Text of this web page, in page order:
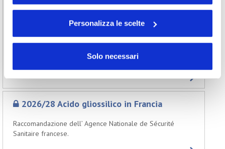
volontà in relazione a ciascuna categoria di cookie del
Personalizza le scelte
Solo necessari
2026/29 Revisione della Raccomandazione
della Commissione 2006 sui prodotti solari
I lavori di revisione della Raccomandazione 2006 stanno
2026/28 Acido gliossilico in Francia
Raccomandazione dell’ Agence Nationale de Sécurité
Sanitaire francese.